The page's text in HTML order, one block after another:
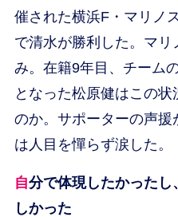
催された横浜F・マリノ
で清水が勝利した。マ
み。在籍9年目、チーム
となった松原健はこの
のか。サポーターの声
は人目を憚らず涙した。
自分で体現したかったし、みんなにも体現してほ
しかった